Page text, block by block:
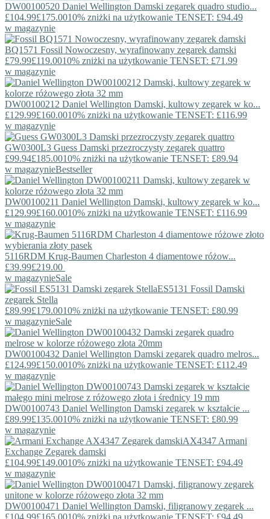
DW00100520 Daniel Wellington Damski zegarek quadro studio...
£104.99£175.0010% zniżki na użytkowanie TENSET: £94.49
w magazynie
BQ1571 Fossil Nowoczesny, wyrafinowany zegarek damski
£79.99£119.0010% zniżki na użytkowanie TENSET: £71.99
w magazynie
DW00100212 Daniel Wellington Damski, kultowy zegarek w ko...
£129.99£160.0010% zniżki na użytkowanie TENSET: £116.99
w magazynie
GW0300L3 Guess Damski przezroczysty zegarek quattro
£99.94£185.0010% zniżki na użytkowanie TENSET: £89.94
w magazynieBestseller
DW00100211 Daniel Wellington Damski, kultowy zegarek w ko...
£129.99£160.0010% zniżki na użytkowanie TENSET: £116.99
w magazynie
5116RDM Krug-Baumen Charleston 4 diamentowe różow...
£39.99£219.00
w magazynieSale
ES5131 Fossil Damski
zegarek Stella
£89.99£179.0010% zniżki na użytkowanie TENSET: £80.99
w magazynieSale
DW00100432 Daniel Wellington Damski zegarek quadro melros...
£124.99£150.0010% zniżki na użytkowanie TENSET: £112.49
w magazynie
DW00100743 Daniel Wellington Damski zegarek w kształcie ...
£89.99£135.0010% zniżki na użytkowanie TENSET: £80.99
w magazynie
AX4347 Armani
Exchange Zegarek damski
£104.99£149.0010% zniżki na użytkowanie TENSET: £94.49
w magazynie
DW00100471 Daniel Wellington Damski, filigranowy zegarek ...
£104.99£165.0010% zniżki na użytkowanie TENSET: £94.49